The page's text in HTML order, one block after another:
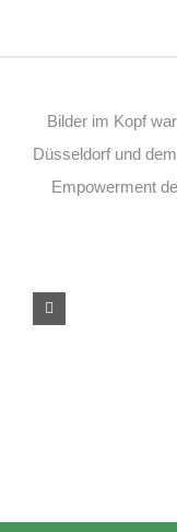
Bilder im Kopf
Düsseldorf und
Empowerment